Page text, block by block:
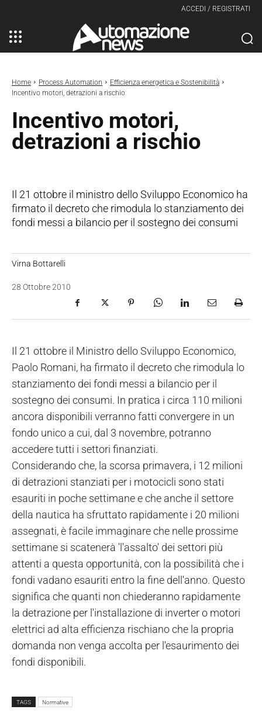
ACCEDI / REGISTRATI
Home Process Automation
Efficienza energetica e Sostenibilità
Incentivo motori, detrazioni a rischio
Incentivo motori,
detrazioni a rischio
Il 21 ottobre il ministro dello Sviluppo Economico ha
firmato il decreto che rimodula lo stanziamento dei
fondi messi a bilancio per il sostegno dei consumi
Virna Bottarelli
28 Ottobre 2010
Il 21 ottobre il Ministro dello Sviluppo Economico,
Paolo Romani, ha firmato il decreto che rimodula lo
stanziamento dei fondi messi a bilancio per il
sostegno dei consumi. In pratica i circa 110 milioni
ancora disponibili verranno fatti convergere in un
fondo unico a cui, dal 3 novembre, potranno
accedere tutti i settori finanziati.
Considerando che, la scorsa primavera, i 12 milioni
di detrazioni stanziati per i motocicli sono stati
esauriti in poche settimane e che anche il settore
della nautica ha sfruttato rapidamente i 20 milioni
assegnati, è facile immaginare che nelle prossime
settimane si scatenerà 'l'assalto' dei settori più
attenti a questa opportunità, con la possibilità che i
fondi vadano esauriti entro la fine dell'anno. Questo
significa che quanti non chiederanno rapidamente
la detrazione per l'installazione di inverter o motori
elettrici ad alta efficienza rischiano che la propria
domanda non venga accolta per l'esaurimento dei
fondi disponibili.
TAGS Normative